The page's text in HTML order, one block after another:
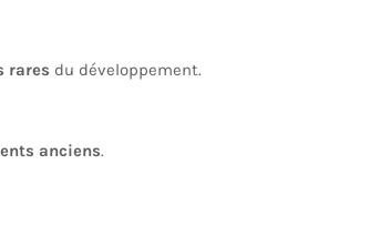
rares du développement.
anciens.